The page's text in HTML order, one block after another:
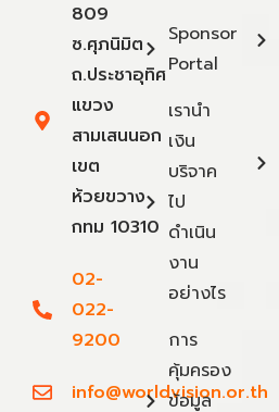
809
ซ.ศุภนิมิต
ถ.ประชาอุทิศ
แขวง
สามเสนนอก
เขต
ห้วยขวาง
กทม 10310
02-
022-
9200
info@worldvision.or.th
Sponsor
Portal
เรานำ
เงิน
บริจาค
ไป
ดำเนิน
งาน
อย่างไร
การ
คุ้มครอง
ข้อมูล